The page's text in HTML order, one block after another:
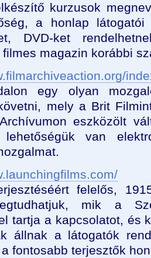
kurzusok
a honlap látogatói
DVD-ket
magazin korábbi
egy olyan
mely a Brit
eszközölt
lehetőségük van
felelős,
mik a
tartja a kapcsolatot, és
állnak a látogatók
fontosabb terjesztők